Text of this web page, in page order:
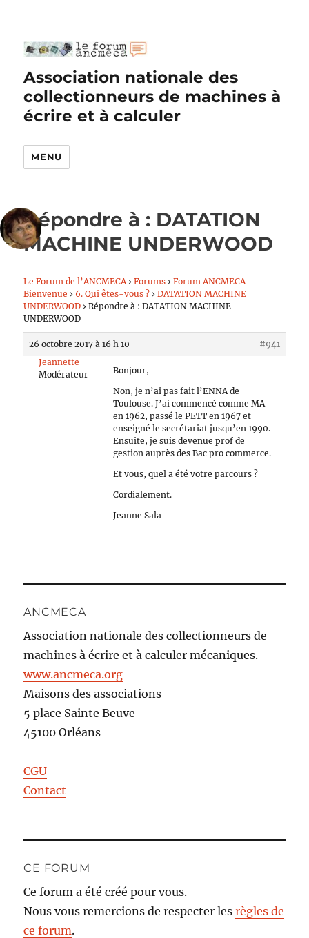
Association nationale des
collectionneurs de machines à
écrire et à calculer
MENU
Répondre à : DATATION
MACHINE UNDERWOOD
Le Forum de l’ANCMECA › Forums › Forum ANCMECA –
Bienvenue › 6. Qui êtes-vous ? › DATATION MACHINE
UNDERWOOD › Répondre à : DATATION MACHINE
UNDERWOOD
26 octobre 2017 à 16 h 10
#941
Jeannette
Modérateur
Bonjour,
Non, je n’ai pas fait l’ENNA de
Toulouse. J’ai commencé comme MA
en 1962, passé le PETT en 1967 et
enseigné le secrétariat jusqu’en 1990.
Ensuite, je suis devenue prof de
gestion auprès des Bac pro commerce.
Et vous, quel a été votre parcours ?
Cordialement.
Jeanne Sala
ANCMECA
Association nationale des collectionneurs de
machines à écrire et à calculer mécaniques.
www.ancmeca.org
Maisons des associations
5 place Sainte Beuve
45100 Orléans
CGU
Contact
CE FORUM
Ce forum a été créé pour vous.
Nous vous remercions de respecter lesrègles de
ce forum.